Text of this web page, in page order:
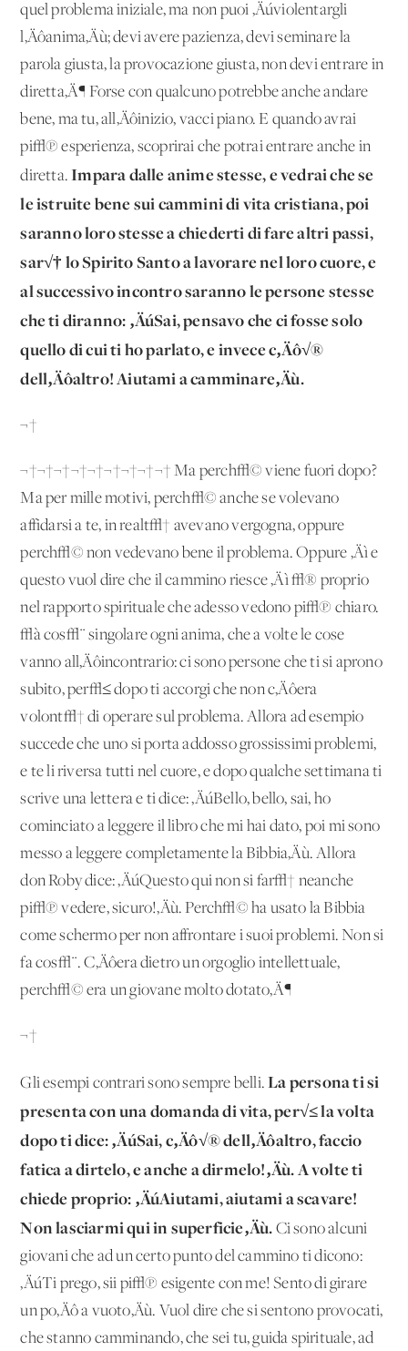
quel problema iniziale, ma non puoi ‚Äúviolentargli
l‚Äôanima‚Äù; devi avere pazienza, devi seminare la
parola giusta, la provocazione giusta, non devi entrare in
diretta‚Ä¶ Forse con qualcuno potrebbe anche andare
bene, ma tu, all‚Äôinizio, vacci piano. E quando avrai
pi√π esperienza, scoprirai che potrai entrare anche in
diretta.Impara dalle anime stesse, e vedrai che se
le istruite bene sui cammini di vita cristiana, poi
saranno loro stesse a chiederti di fare altri passi,
sar√† lo Spirito Santo a lavorare nel loro cuore, e
al successivo incontro saranno le persone stesse
che ti diranno: ‚ÄúSai, pensavo che ci fosse solo
quello di cui ti ho parlato, e invece c‚Äô√®
dell‚Äôaltro! Aiutami a camminare‚Äù.
¬†
¬†¬†¬†¬†¬†¬†¬†¬†¬† Ma perch√© viene fuori dopo?
Ma per mille motivi, perch√© anche se volevano
affidarsi a te, in realt√† avevano vergogna, oppure
perch√© non vedevano bene il problema. Oppure ‚Äì e
questo vuol dire che il cammino riesce ‚Äì √® proprio
nel rapporto spirituale che adesso vedono pi√π chiaro.
√à cos√¨ singolare ogni anima, che a volte le cose
vanno all‚Äôincontrario: ci sono persone che ti si aprono
subito, per√≤ dopo ti accorgi che non c‚Äôera
volont√† di operare sul problema. Allora ad esempio
succede che uno si porta addosso grossissimi problemi,
e te li riversa tutti nel cuore, e dopo qualche settimana ti
scrive una lettera e ti dice: ‚ÄúBello, bello, sai, ho
cominciato a leggere il libro che mi hai dato, poi mi sono
messo a leggere completamente la Bibbia‚Äù. Allora
don Roby dice: ‚ÄúQuesto qui non si far√† neanche
pi√π vedere, sicuro!‚Äù. Perch√© ha usato la Bibbia
come schermo per non affrontare i suoi problemi. Non si
fa cos√¨. C‚Äôera dietro un orgoglio intellettuale,
perch√© era un giovane molto dotato‚Ä¶
¬†
Gli esempi contrari sono sempre belli.La persona ti si
presenta con una domanda di vita, per√≤ la volta
dopo ti dice: ‚ÄúSai, c‚Äô√® dell‚Äôaltro, faccio
fatica a dirtelo, e anche a dirmelo!‚Äù. A volte ti
chiede proprio: ‚ÄúAiutami, aiutami a scavare!
Non lasciarmi qui in superficie‚Äù. Ci sono alcuni
giovani che ad un certo punto del cammino ti dicono:
‚ÄúTi prego, sii pi√π esigente con me! Sento di girare
un po‚Äô a vuoto‚Äù. Vuol dire che si sentono provocati,
che stanno camminando, che sei tu, guida spirituale, ad